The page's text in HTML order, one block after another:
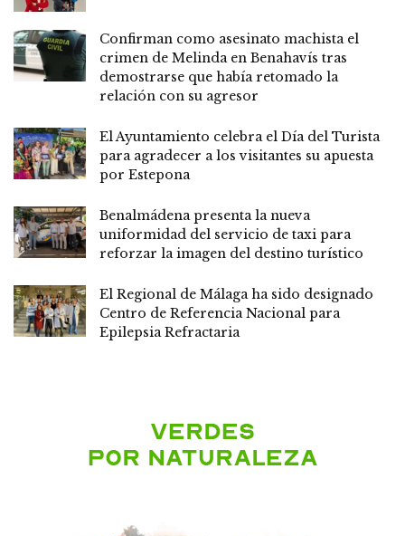
Confirman como asesinato machista el
crimen de Melinda en Benahavís tras
demostrarse que había retomado la
relación con su agresor
El Ayuntamiento celebra el Día del Turista
para agradecer a los visitantes su apuesta
por Estepona
Benalmádena presenta la nueva
uniformidad del servicio de taxi para
reforzar la imagen del destino turístico
El Regional de Málaga ha sido designado
Centro de Referencia Nacional para
Epilepsia Refractaria